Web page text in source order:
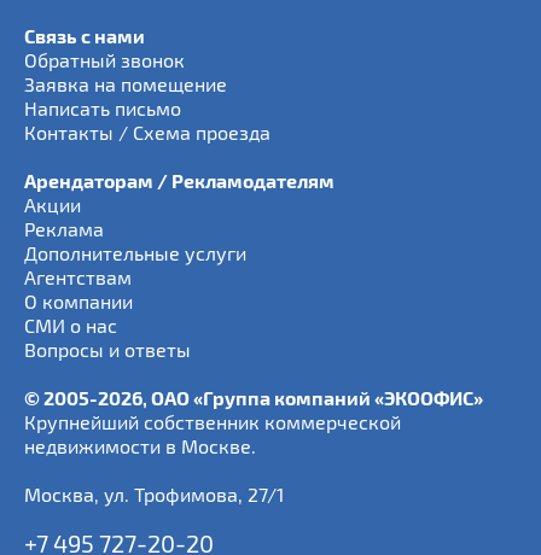
Связь с нами
Обратный звонок
Заявка на помещение
Написать письмо
Контакты / Схема проезда
Арендаторам / Рекламодателям
Акции
Реклама
Дополнительные услуги
Агентствам
О компании
СМИ о нас
Вопросы и ответы
© 2005-2026, ОАО «Группа компаний «ЭКООФИС»
Крупнейший собственник коммерческой
недвижимости в Москве.
Москва, ул. Трофимова, 27/1
+7 495 727-20-20